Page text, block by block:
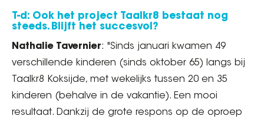
T-d: Ook het project Taalkr8 bestaat nog
steeds. Blijft het succesvol?
Nathalie Tavernier: "Sinds januari kwamen 49
verschillende kinderen (sinds oktober 65) langs bij
Taalkr8 Koksijde, met wekelijks tussen 20 en 35
kinderen (behalve in de vakantie). Een mooi
resultaat. Dankzij de grote respons op de oproep